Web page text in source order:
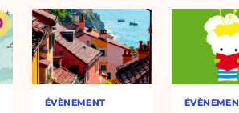
ÉVÈNEMENT